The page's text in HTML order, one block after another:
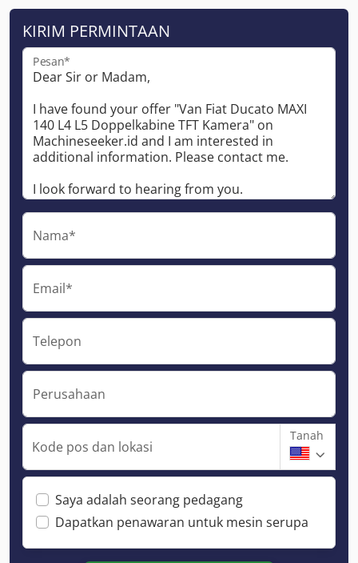
KIRIM PERMINTAAN
Pesan*
Nama*
Email*
Telepon
Perusahaan
Kode pos dan lokasi
Tanah
Saya adalah seorang pedagang
Dapatkan penawaran untuk mesin serupa